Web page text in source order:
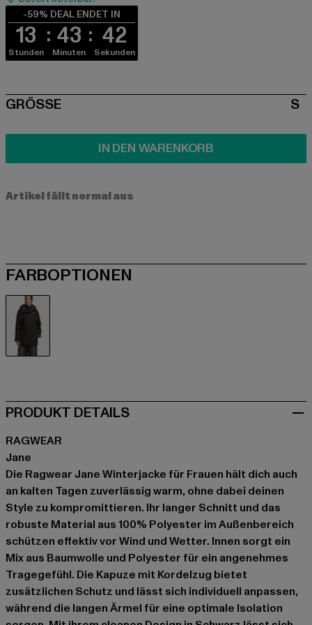
-59% DEAL ENDET IN
13
Stunden
43
Minuten
42
Sekunden
SIZE
GRÖSSE S
IN DEN WARENKORB
Artikel fällt normal aus
FARBOPTIONEN
PRODUKT DETAILS
RAGWEAR
Jane
Die Ragwear Jane Winterjacke für Frauen hält dich auch
an kalten Tagen zuverlässig warm, ohne dabei deinen
Style zu kompromittieren. Ihr langer Schnitt und das
robuste Material aus 100% Polyester im Außenbereich
schützen effektiv vor Wind und Wetter. Innen sorgt ein
Mix aus Baumwolle und Polyester für ein angenehmes
Tragegefühl. Die Kapuze mit Kordelzug bietet
zusätzlichen Schutz und lässt sich individuell anpassen,
während die langen Ärmel für eine optimale Isolation